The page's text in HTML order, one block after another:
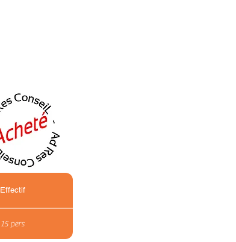
Effectif
15 pers